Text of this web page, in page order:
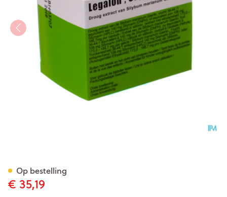
€ 35,19
Op bestelling